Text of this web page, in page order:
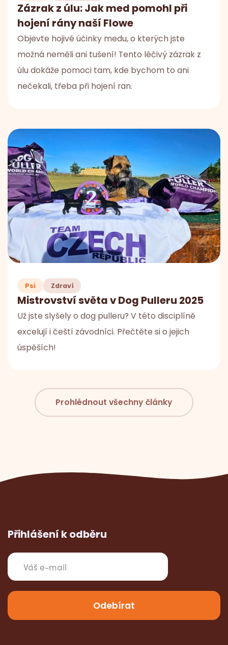
Zázrak z úlu: Jak med pomohl při
hojení rány naší Flowe
Objevte hojivé účinky medu, o kterých jste
možná neměli ani tušení! Tento léčivý zázrak z
úlu dokáže pomoci tam, kde bychom to ani
nečekali, třeba při hojení ran.
Psi Zdraví
Mistrovství světa v Dog Pulleru 2025
Už jste slyšely o dog pulleru? V této disciplíně
excelují i čeští závodníci. Přečtěte si o jejich
úspěších!
Prohlédnout všechny články
Přihlášení k odběru